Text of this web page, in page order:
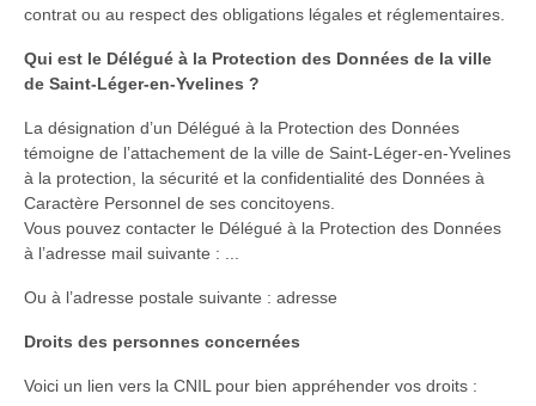
contrat ou au respect des obligations légales et réglementaires.
Qui est le Délégué à la Protection des Données de la ville
de Saint-Léger-en-Yvelines ?
La désignation d’un Délégué à la Protection des Données
témoigne de l’attachement de la ville de Saint-Léger-en-Yvelines
à la protection, la sécurité et la confidentialité des Données à
Caractère Personnel de ses concitoyens.
Vous pouvez contacter le Délégué à la Protection des Données
à l’adresse mail suivante : ...
Ou à l’adresse postale suivante : adresse
Droits des personnes concernées
Voici un lien vers la CNIL pour bien appréhender vos droits :